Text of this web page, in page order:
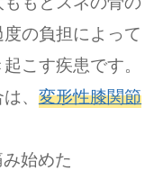
の負担によって
こす疾患です。
、 変形性膝関節
始めた